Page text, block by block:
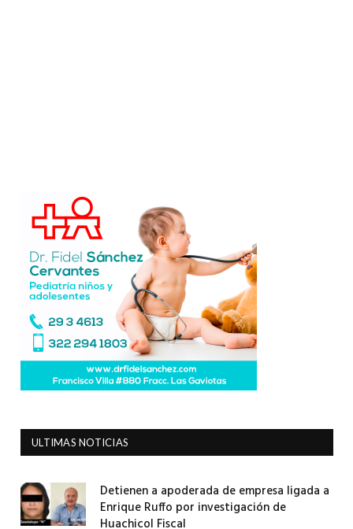
ULTIMAS NOTICIAS
Detienen a apoderada de empresa ligada a
Enrique Ruffo por investigación de
Huachicol Fiscal